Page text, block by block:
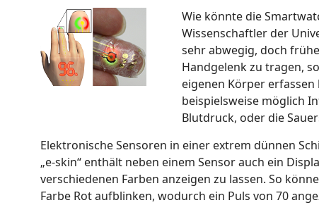
Wie könnte die
Wissenschaftler der
sehr abwegig, doch
Handgelenk zu tragen,
eigenen Körper
beispielsweise möglich
Blutdruck, oder die
Elektronische Sensoren in einer extrem dünnen
„e-skin“ enthält neben einem Sensor auch ein
verschiedenen Farben anzeigen zu lassen. So
Farbe Rot aufblinken, wodurch ein Puls von 70